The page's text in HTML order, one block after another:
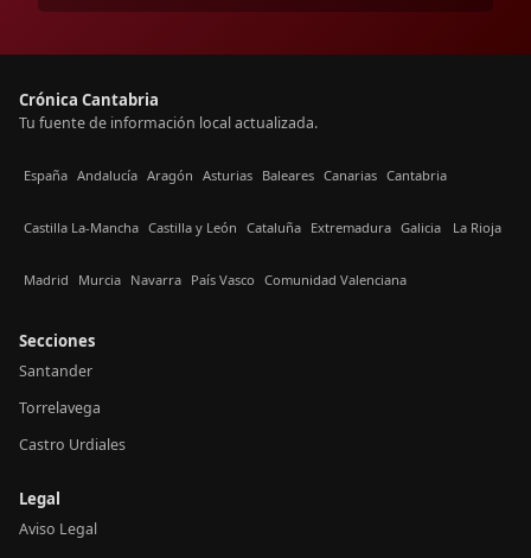
Crónica Cantabria
Tu fuente de información local actualizada.
España Andalucía Aragón Asturias Baleares Canarias Cantabria
Castilla La-Mancha Castilla y León Cataluña Extremadura Galicia La Rioja
Madrid Murcia Navarra País Vasco Comunidad Valenciana
Secciones
Santander
Torrelavega
Castro Urdiales
Legal
Aviso Legal